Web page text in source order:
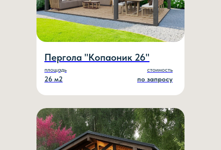
Пергола "Копаоник 26"
площадь
26 м2
стоимость
по запросу